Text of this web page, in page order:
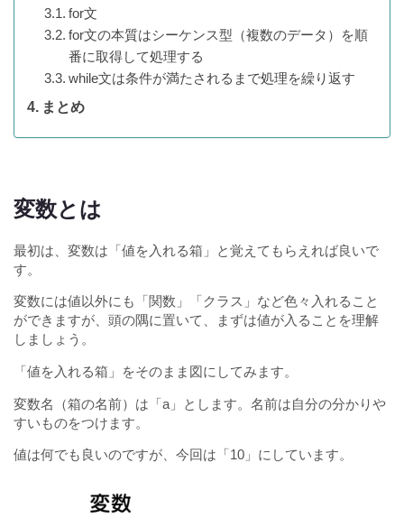
for文
for文の本質はシーケンス型（複数のデータ）を順
番に取得して処理する
while文は条件が満たされるまで処理を繰り返す
まとめ
変数とは
最初は、変数は「値を入れる箱」と覚えてもらえれば良いで
す。
変数には値以外にも「関数」「クラス」など色々入れること
ができますが、頭の隅に置いて、まずは値が入ることを理解
しましょう。
「値を入れる箱」をそのまま図にしてみます。
変数名（箱の名前）は「a」とします。名前は自分の分かりや
すいものをつけます。
値は何でも良いのですが、今回は「10」にしています。